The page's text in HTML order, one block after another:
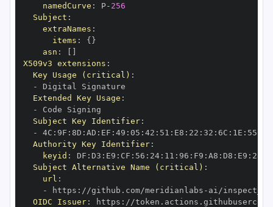
namedCurve : P- 256
Subject :
extraNames :
items : { }
asn :
X509v3 extensions :
Key Usage (critical) :
-
Extended Key Usage :
-
Subject Key Identifier:
-
4C : 9F : 8D : AD : EF : 49 : 05 : 42 : 51 : E8 : 22 : 32 : 6C : 1E : 55
Authority Key Identifier:
keyid : DF : D3 : E9 : CF : 56 : 24: 11 : 96 : F9 : A8 : D8 : E9 : 28
Subject Alternative Name (critical) :
url :
-
https : //github.com/meridianlabs -
OIDC Issuer: https :